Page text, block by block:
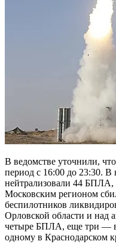
В ведомстве уточнили,
период с 16:00 до 23:30. В
нейтрализовали 44 БПЛА,
Московским регионом
беспилотников
Орловской области и над
четыре БПЛА, еще три — в
одному в Краснодарском